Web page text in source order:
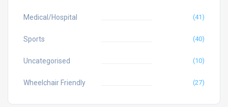
Medical/Hospital (41)
Sports (40)
Uncategorised (10)
Wheelchair Friendly (27)